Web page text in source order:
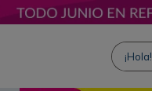
¡Hola!